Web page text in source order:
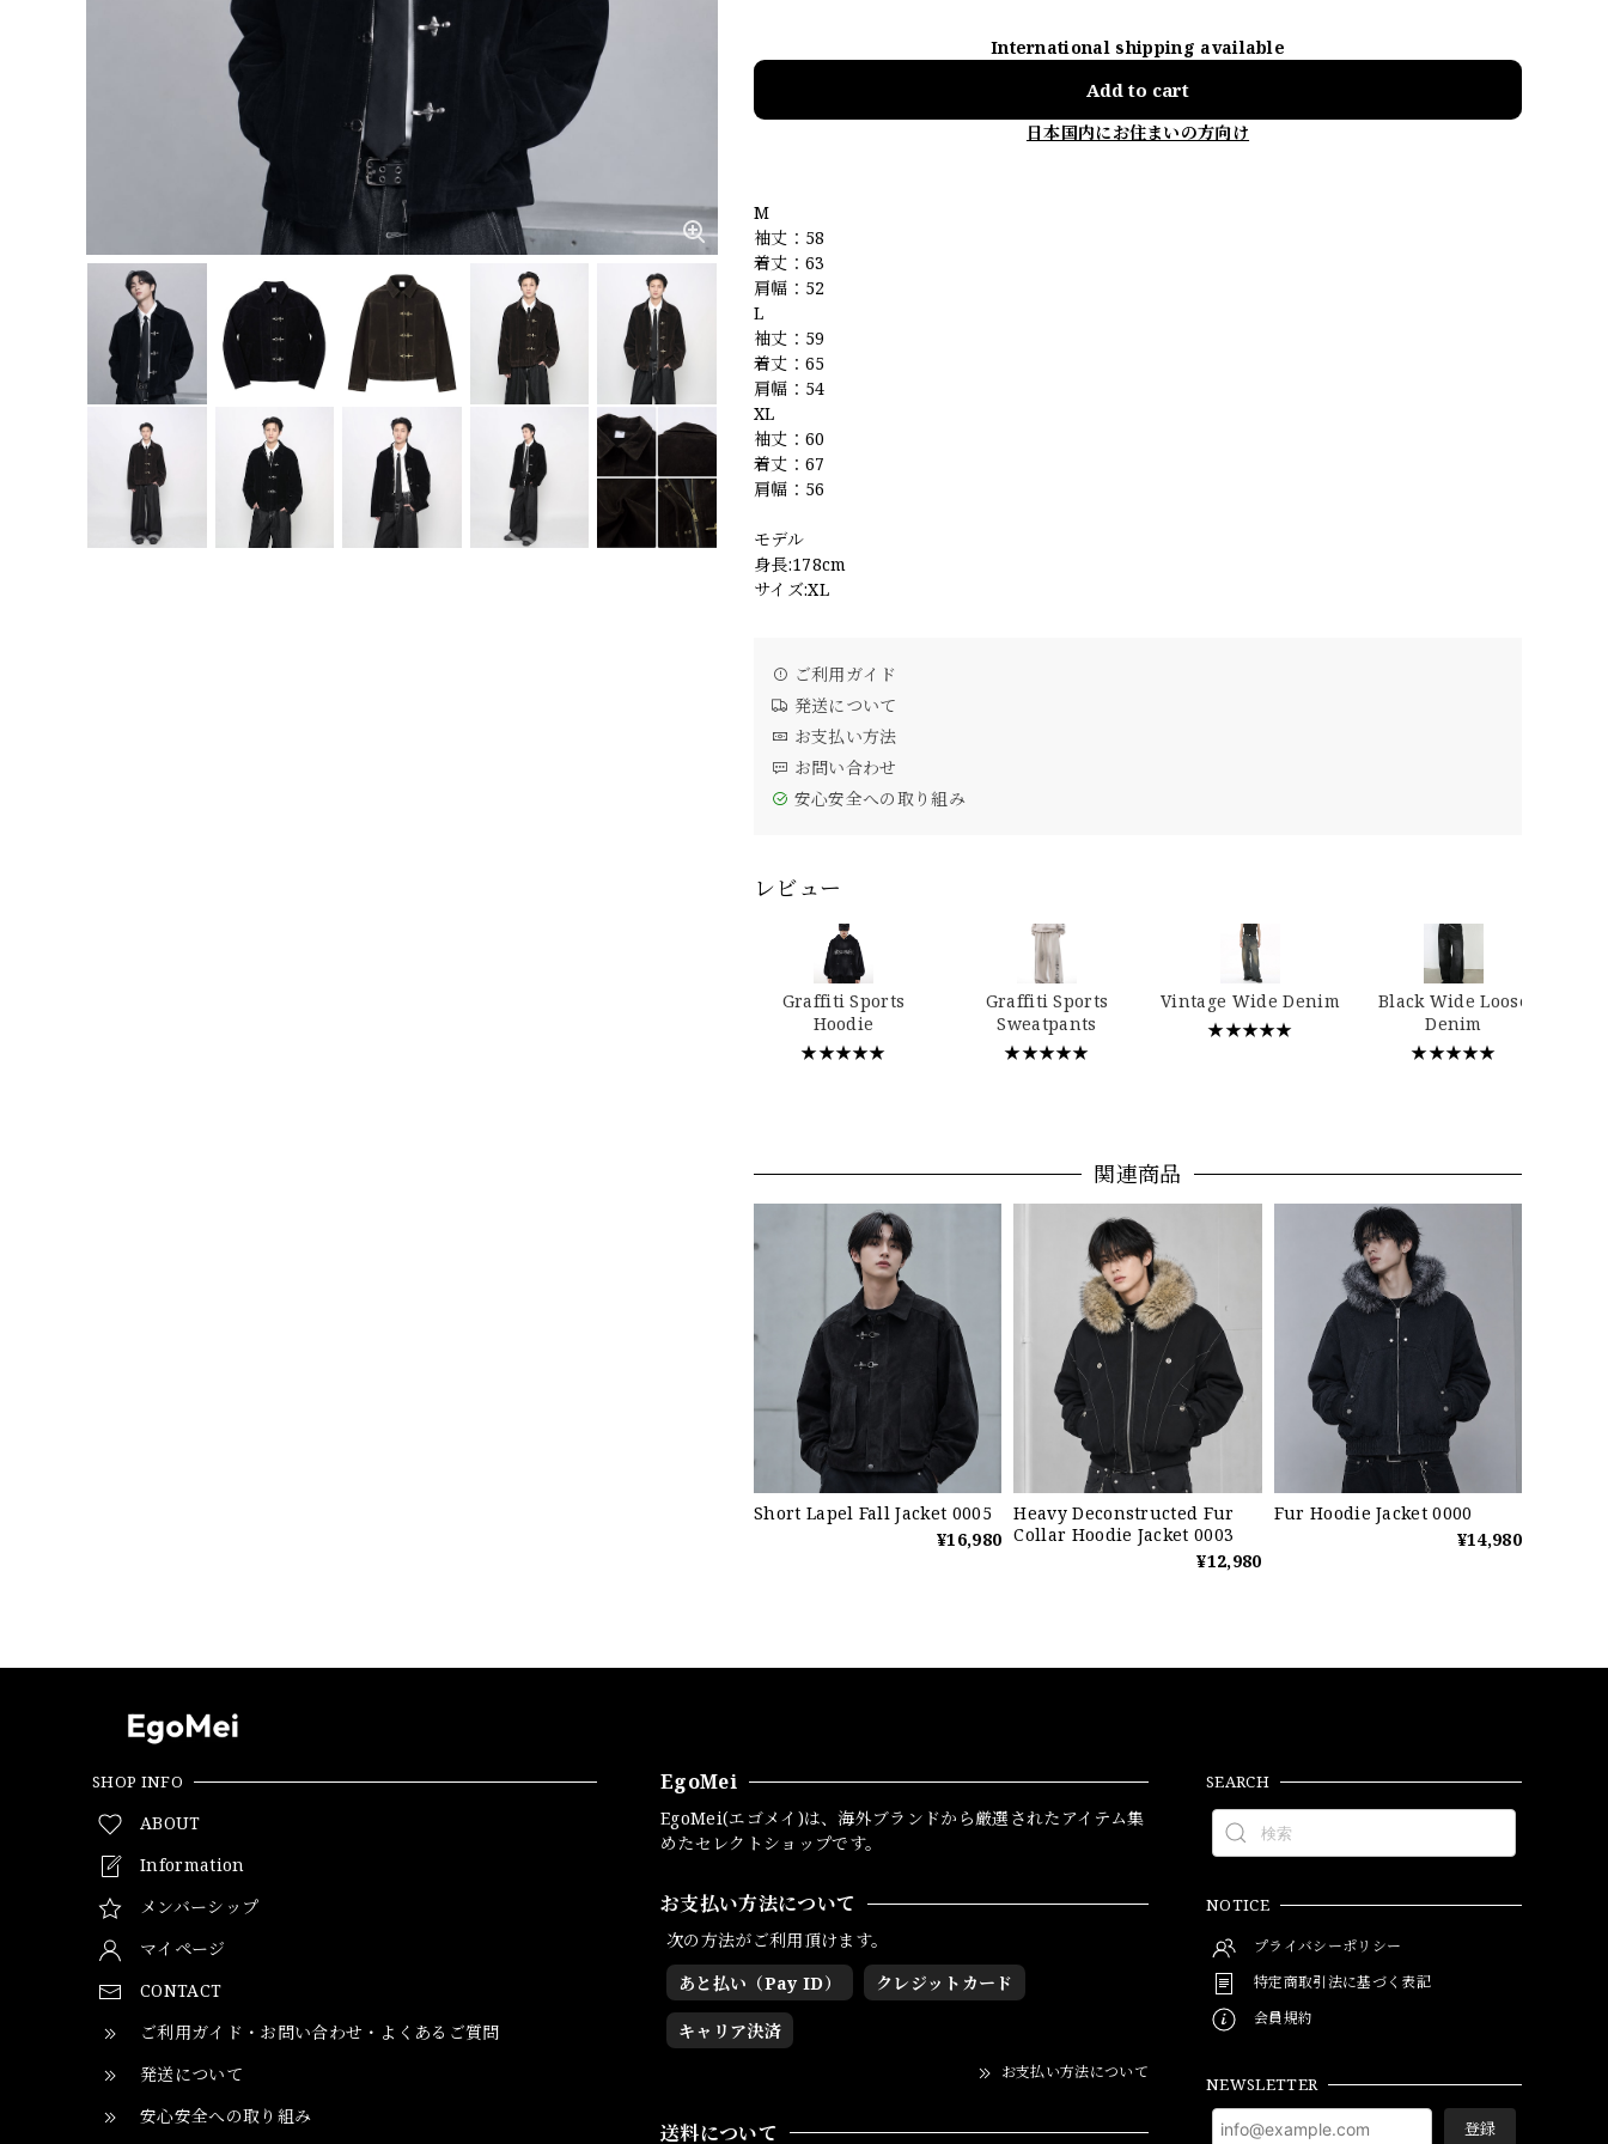
International shipping available
Add to cart
日本国内にお住まいの方向け
M
袖丈：58
着丈：63
肩幅：52
L
袖丈：59
着丈：65
肩幅：54
XL
袖丈：60
着丈：67
肩幅：56
モデル
身長:178cm
サイズ:XL
ご利用ガイド
発送について
お支払い方法
お問い合わせ
安心安全への取り組み
レビュー
Graffiti Sports
Hoodie
★★★★★
Graffiti Sports
Sweatpants
★★★★★
Vintage Wide Denim
★★★★★
Black Wide Loose
Denim
★★★★★
関連商品
Short Lapel Fall Jacket 0005
¥16,980
Heavy Deconstructed Fur
Collar Hoodie Jacket 0003
¥12,980
Fur Hoodie Jacket 0000
¥14,980
SHOP INFO
ABOUT
Information
メンバーシップ
マイページ
CONTACT
ご利用ガイド・お問い合わせ・よくあるご質問
発送について
安心安全への取り組み
EgoMei
EgoMei(エゴメイ)は、海外ブランドから厳選されたアイテム集
めたセレクトショップです。
お支払い方法について
次の方法がご利用頂けます。
あと払い（Pay ID）
クレジットカード
キャリア決済
お支払い方法について
送料について
SEARCH
NOTICE
プライバシーポリシー
特定商取引法に基づく表記
会員規約
NEWSLETTER
登録